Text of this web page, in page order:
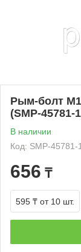
Рым-болт
(SMP-45781-
В наличии
Код: SMP-45781-1
656 ₸
595 ₸ от 10 шт.